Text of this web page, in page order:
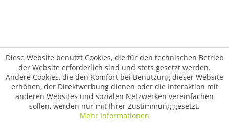
Diese Website benutzt Cookies, die für den technischen Betrieb
der Website erforderlich sind und stets gesetzt werden.
Andere Cookies, die den Komfort bei Benutzung dieser Website
erhöhen, der Direktwerbung dienen oder die Interaktion mit
anderen Websites und sozialen Netzwerken vereinfachen
sollen, werden nur mit Ihrer Zustimmung gesetzt.
Mehr Informationen